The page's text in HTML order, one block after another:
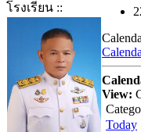
โรงเรียน ::
View:
Today